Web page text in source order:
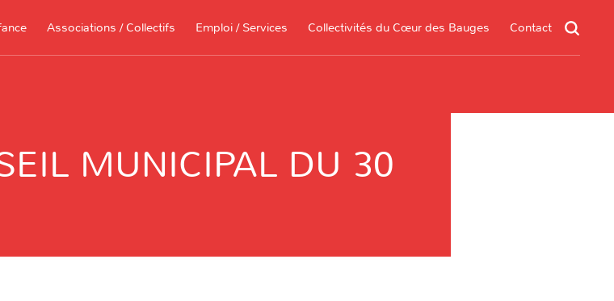
Associations / Collectifs Emploi / Services
Je recherche un service
Collectivités du Cœur des Bauges Contact
MUNICIPAL DU 30